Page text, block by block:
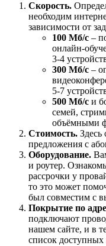
Скорость.
необходим
зависимости от
100 Мб/с –
онлайн-
3-4
300 Мб/с –
5-7
500 Мб/с и
семей,
объёмными
Стоимость.
предложения с
Оборудование.
и роутер.
рассрочки у
то это может
был совместим с
Покрытие по
подключают
нашем сайте, и в
список